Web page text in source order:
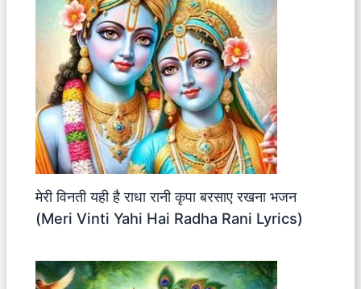
मेरी विनती यही है राधा रानी कृपा बरसाए रखना भजन
(Meri Vinti Yahi Hai Radha Rani Lyrics)